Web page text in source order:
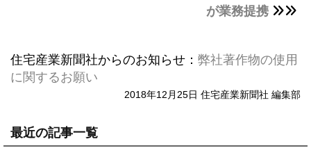
が業務提携
住宅産業新聞社からのお知らせ： 弊社著作物の使用
に関するお願い
2018年12月25日 住宅産業新聞社 編集部
最近の記事一覧